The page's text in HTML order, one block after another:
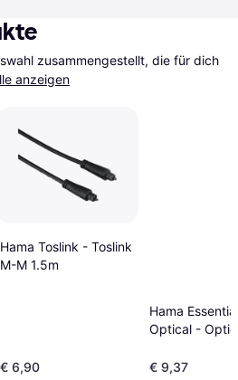
zusammengestellt, die für dich
anzeigen
Hama Toslink - Toslink
M-M 1.5m
€ 6,90
Hama
Optical -
€ 9,37